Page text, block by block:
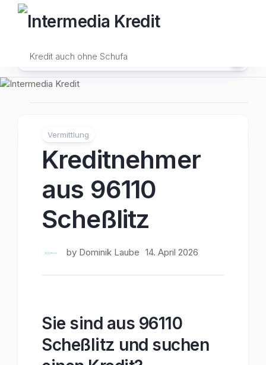
Kredit auch ohne Schufa
Vermittlung
Kreditnehmer
aus 96110
Scheßlitz
by Dominik Laube 14. April 2026
Sie sind aus 96110
Scheßlitz und suchen